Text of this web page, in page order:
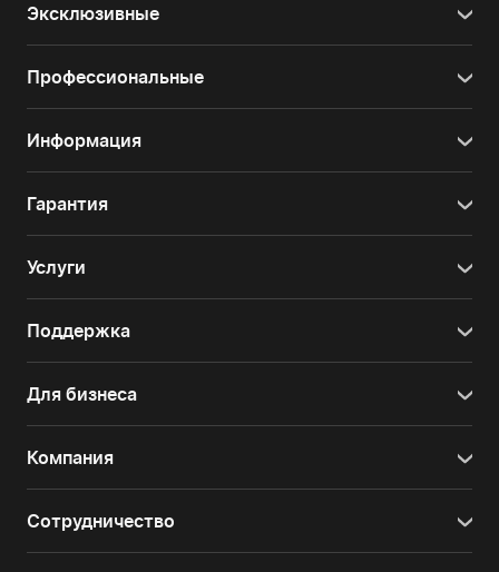
Эксклюзивные
Профессиональные
Информация
Гарантия
Услуги
Поддержка
Для бизнеса
Компания
Сотрудничество